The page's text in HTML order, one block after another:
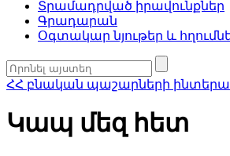
Տրամադրված իրավունքներ
Գրադարան
Օգտակար նյութեր և
ՀՀ բնական պաշարների
Կապ մեզ հետ